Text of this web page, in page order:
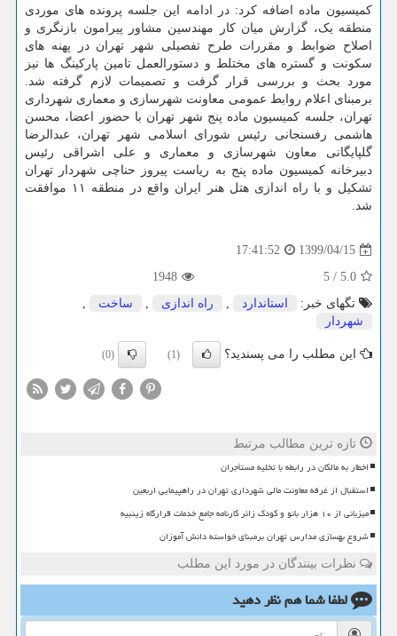
کمیسیون ماده اضافه کرد: در ادامه این جلسه پرونده های موردی
منطقه یک، گزارش میان کار مهندسین مشاور پیرامون بازنگری و
اصلاح ضوابط و مقررات طرح تفصیلی شهر تهران در پهنه های
سکونت و گستره های مختلط و دستورالعمل تامین پارکینگ ها نیز
مورد بحث و بررسی قرار گرفت و تصمیمات لازم گرفته شد.
برمبنای اعلام روابط عمومی معاونت شهرسازی و معماری شهرداری
تهران، جلسه کمیسیون ماده پنج شهر تهران با حضور اعضا، محسن
هاشمی رفسنجانی رئیس شورای اسلامی شهر تهران، عبدالرضا
گلپایگانی معاون شهرسازی و معماری و علی اشراقی رئیس
دبیرخانه کمیسیون ماده پنج به ریاست پیروز حناچی شهردار تهران
تشکیل و با راه اندازی هتل هنر ایران واقع در منطقه ۱۱ موافقت
شد.
1399/04/15
17:41:52
5.0
/
5
1948
تگهای خبر:
استاندارد , راه اندازی , ساخت
,
شهردار
این مطلب را می پسندید؟ (1)
(0)
تازه ترین مطالب مرتبط
اخطار به مالکان در رابطه با تخلیه مستأجران
استقبال از غرفه معاونت مالی شهرداری تهران در راهپیمایی اربعین
میزبانی از ۱۰ هزار بانو و کودک زائر کارنامه جامع خدمات قرارگاه زینبیه
شروع بهسازی مدارس تهران برمبنای خواسته دانش آموزان
نظرات بینندگان در مورد این مطلب
لطفا شما همنظر دهید